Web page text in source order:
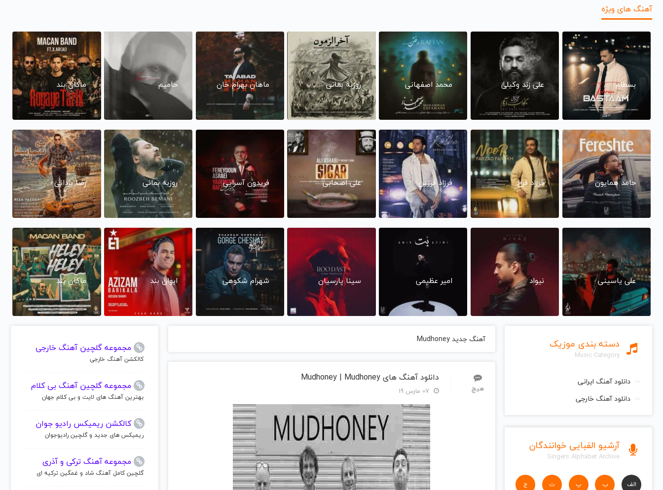
آهنگ های ویژه
بسطام علی زند وکیلی محمد اصفهانی روزبه بمانی ماهان بهرام خان حامیم ماکان بند
حامد همایون فرزاد فرخ فرزاد فرزین علی اصحابی فریدون آسرایی روزبه بمانی رضا یزدانی
علی یاسینی نیواد امیر عظیمی سینا پارسیان شهرام شکوهی ایوان بند ماکان بند
دسته بندی موزیک
Music Category
دانلود آهنگ ایرانی
دانلود آهنگ خارجی
آرشیو الفبایی خوانندگان
Singers Alphabet Archive
الف ب پ ت ج
آهنگ جدید Mudhoney
هیچ
دانلود آهنگ های Mudhoney | Mudhoney
مجموعه گلچین آهنگ خارجی
کالکشن آهنگ خارجی
مجموعه گلچین آهنگ بی کلام
بهترین آهنگ های لایت و بی کلام جهان
کالکشن ریمیکس رادیو جوان
ریمیکس های جدید و گلچین رادیوجوان
مجموعه آهنگ ترکی و آذری
گلچین کامل آهنگ شاد و غمگین ترکیه ای